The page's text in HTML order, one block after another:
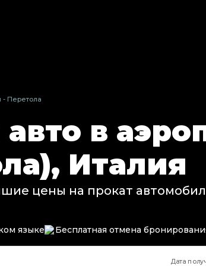
- Перетола
в
Италия
цены на прокат
языке Бесплатная отмена
Дата